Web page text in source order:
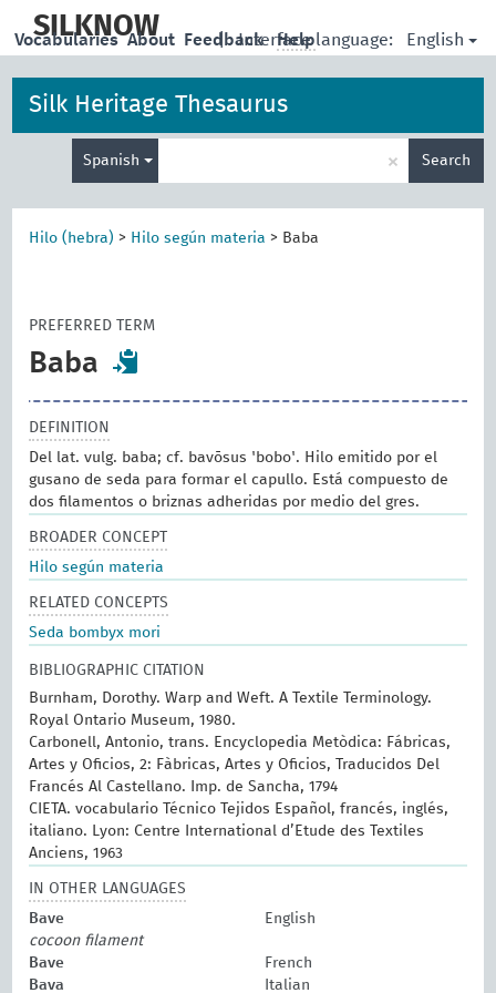
main
SILKNOW | Interface language: English
Vocabularies About Feedback Help
Silk Heritage Thesaurus
Spanish × Search
Hilo (hebra) > Hilo según materia > Baba
PREFERRED TERM
Baba
DEFINITION
Del lat. vulg. baba; cf. bavōsus 'bobo'. Hilo emitido por el
gusano de seda para formar el capullo. Está compuesto de
dos filamentos o briznas adheridas por medio del gres.
BROADER CONCEPT
Hilo según materia
RELATED CONCEPTS
Seda bombyx mori
BIBLIOGRAPHIC CITATION
Burnham, Dorothy. Warp and Weft. A Textile Terminology.
Royal Ontario Museum, 1980.
Carbonell, Antonio, trans. Encyclopedia Metòdica: Fábricas,
Artes y Oficios, 2: Fàbricas, Artes y Oficios, Traducidos Del
Francés Al Castellano. Imp. de Sancha, 1794
CIETA. vocabulario Técnico Tejidos Español, francés, inglés,
italiano. Lyon: Centre International d’Etude des Textiles
Anciens, 1963
IN OTHER LANGUAGES
Bave
English
cocoon filament
Bave
French
Bava
Italian